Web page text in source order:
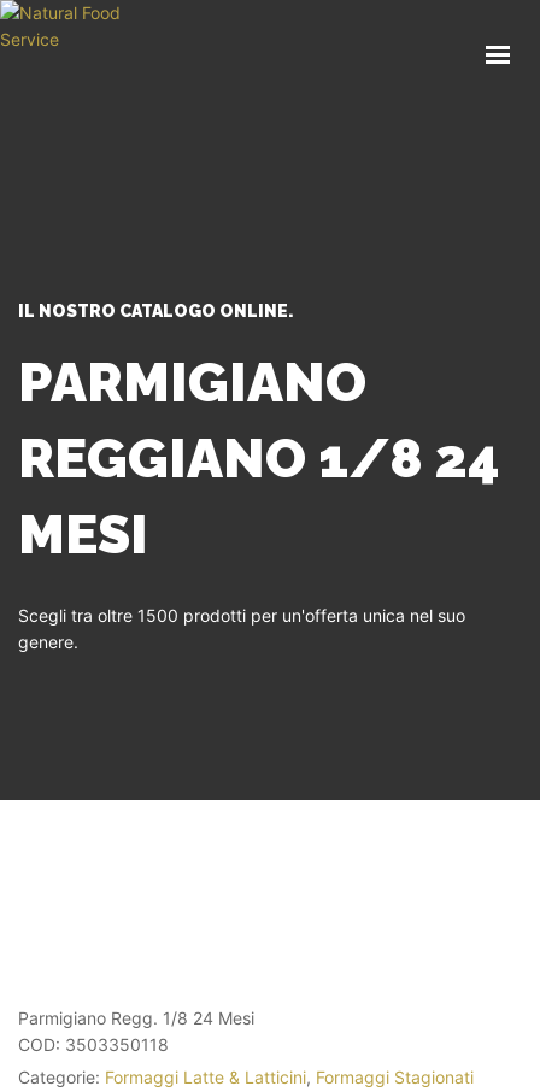
IL NOSTRO CATALOGO ONLINE.
PARMIGIANO
REGGIANO 1/8 24
MESI
Scegli tra oltre 1500 prodotti per un'offerta unica nel suo
genere.
Parmigiano Regg. 1/8 24 Mesi
COD: 3503350118
Categorie: Formaggi Latte & Latticini, Formaggi Stagionati